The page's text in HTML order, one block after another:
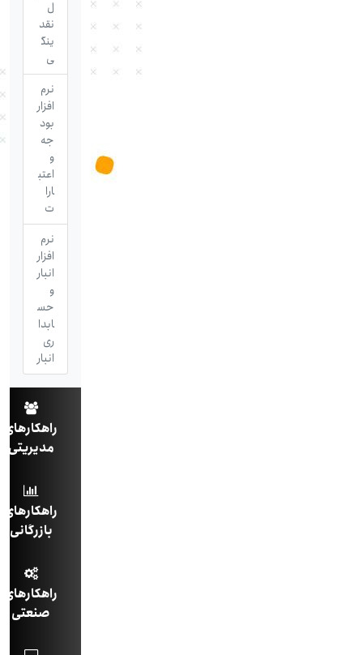
نقد
ینگ
ی
نرم
افزار
بود
جه
اعتب
ارا
ت
نرم
افزار
انبار
حس
ابدا
ری
انبار
راهکارهای
مدیریتی
راهکارهای
بازرگانی
راهکارهای
صنعتی